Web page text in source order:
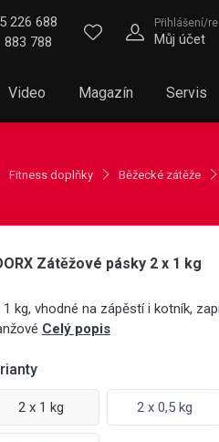
226 688
883 788
Přihlášení/
Můj účet
Video Magazín Servis
Fitness doplňky Běžecké zátěže
Zátěžové pásky 2 x 1 kg
1 kg, vhodné na zápěstí i kotník,
Celý popis
2 x 1 kg 2 x 0,5 kg